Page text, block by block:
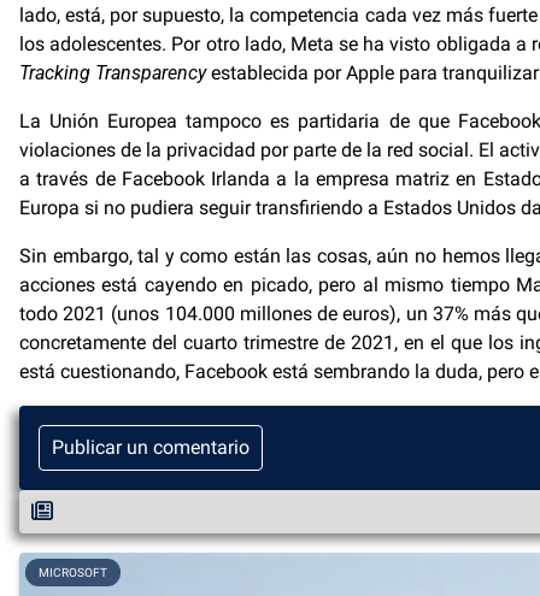
lado, está, por supuesto, la competencia cada vez más
los adolescentes. Por otro lado, Meta se ha visto obligada
Tracking Transparencyestablecida por Apple para
La Unión Europea tampoco es partidaria de que
violaciones de la privacidad por parte de la red social. El
a través de Facebook Irlanda a la empresa matriz en
Europa si no pudiera seguir transfiriendo a Estados Unidos
Sin embargo, tal y como están las cosas, aún no hemos
acciones está cayendo en picado, pero al mismo tiempo
todo 2021 (unos 104.000 millones de euros), un 37% más
concretamente del cuarto trimestre de 2021, en el que los
está cuestionando, Facebook está sembrando la duda,
Publicar un comentario
MICROSOFT